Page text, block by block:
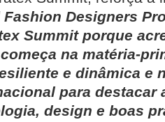
Fashion Designers
Summit porque
na matéria-
e dinâmica e
para destacar
design e boas